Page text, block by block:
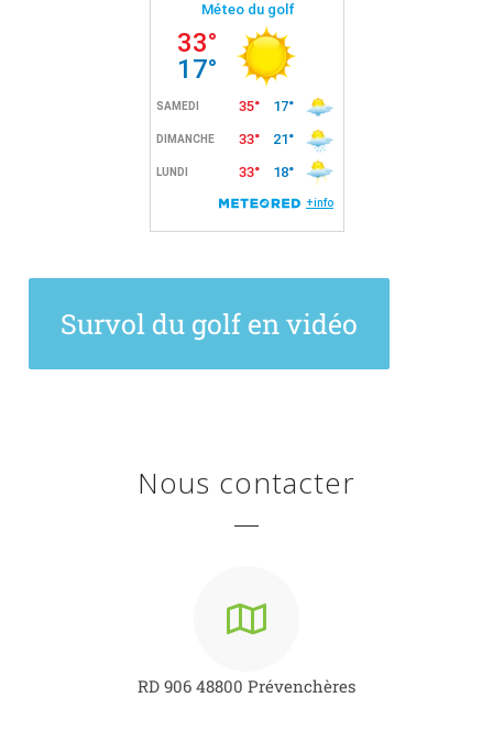
Survol du golf en vidéo
Nous contacter
RD 906 48800 Prévenchères